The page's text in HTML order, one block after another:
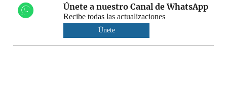
Únete a nuestro Canal de WhatsApp
Recibe todas las actualizaciones
Únete